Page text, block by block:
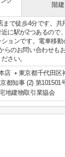
階建
まで徒歩4分です。
に駅が2つあるの
ョンです。電車移
らのお問い合わせも
さい。
店
東京都千代田区
都知事 (2) 第101501
地建物取引業協会